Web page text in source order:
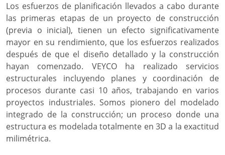
Los esfuerzos de planificación llevados a cabo durante
las primeras etapas de un proyecto de construcción
(previa o inicial), tienen un efecto significativamente
mayor en su rendimiento, que los esfuerzos realizados
después de que el diseño detallado y la construcción
hayan comenzado. VEYCO ha realizado servicios
estructurales incluyendo planes y coordinación de
procesos durante casi 10 años, trabajando en varios
proyectos industriales. Somos pionero del modelado
integrado de la construcción; un proceso donde una
estructura es modelada totalmente en 3D a la exactitud
milimétrica.